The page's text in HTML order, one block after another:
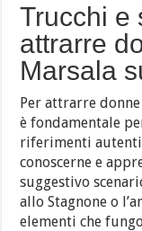
Trucchi e
attrarre
Marsala
Per attrarre
è fondamentale
riferimenti
conoscerne e
suggestivo
allo Stagnone o
elementi che